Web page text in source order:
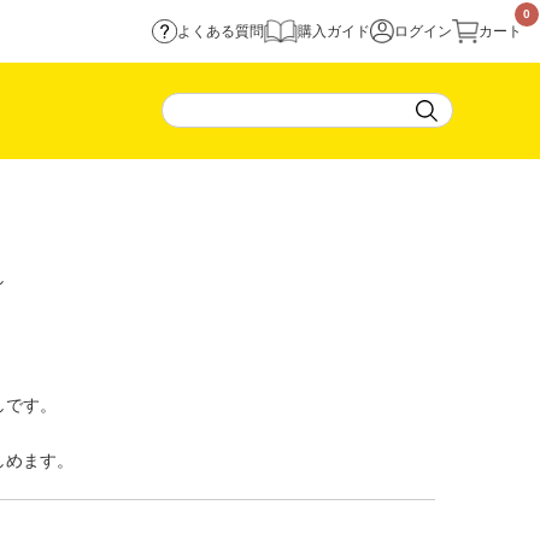
よくある質問 購入ガイド ログイン
0
カート
す。
ます。